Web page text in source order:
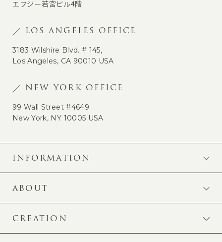
エフジー若宮ビル4階
LOS ANGELES OFFICE
3183 Wilshire Blvd. # 145,
Los Angeles, CA 90010 USA
NEW YORK OFFICE
99 Wall Street #4649
New York, NY 10005 USA
INFORMATION
ABOUT
CREATION